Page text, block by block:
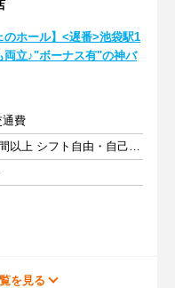
のホール】<遅番>池袋駅1
立♪"ボーナス有"の神バ
通費
週3日以上 1日3.5時間以上 シフト自由・自己申告
を見る